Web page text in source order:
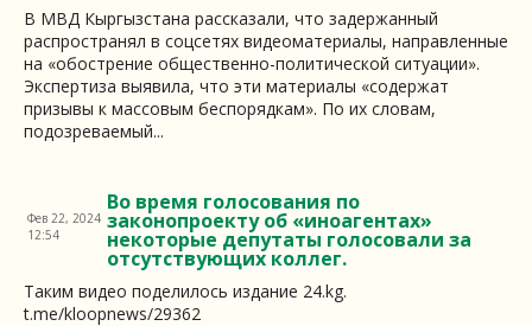
В МВД Кыргызстана рассказали, что задержанный
распространял в соцсетях видеоматериалы, направленные
на «обострение общественно-политической ситуации».
Экспертиза выявила, что эти материалы «содержат
призывы к массовым беспорядкам». По их словам,
подозреваемый...
Во время голосования по
законопроекту об «иноагентах»
некоторые депутаты голосовали за
отсутствующих коллег.
Фев 22, 2024
12:54
Таким видео поделилось издание 24.kg.
t.me/kloopnews/29362